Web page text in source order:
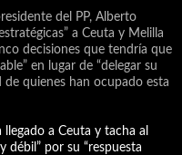
del PP, Alberto
a Ceuta y Melilla
decisiones que tendría que
en lugar de “delegar su
de quienes han ocupado esta
llegado a Ceuta y tacha al
débil” por su “respuesta